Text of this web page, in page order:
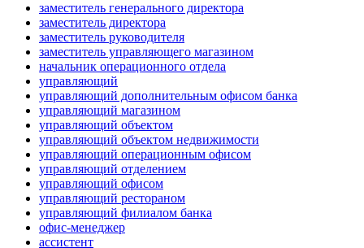
заместитель генерального директора
заместитель директора
заместитель руководителя
заместитель управляющего магазином
начальник операционного отдела
управляющий
управляющий дополнительным офисом банка
управляющий магазином
управляющий объектом
управляющий объектом недвижимости
управляющий операционным офисом
управляющий отделением
управляющий офисом
управляющий рестораном
управляющий филиалом банка
офис-менеджер
ассистент